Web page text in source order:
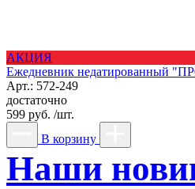
АКЦИЯ
Ежедневник недатированный
Арт.: 572-249
достаточно
599 руб. /шт.
В корзину
Наши